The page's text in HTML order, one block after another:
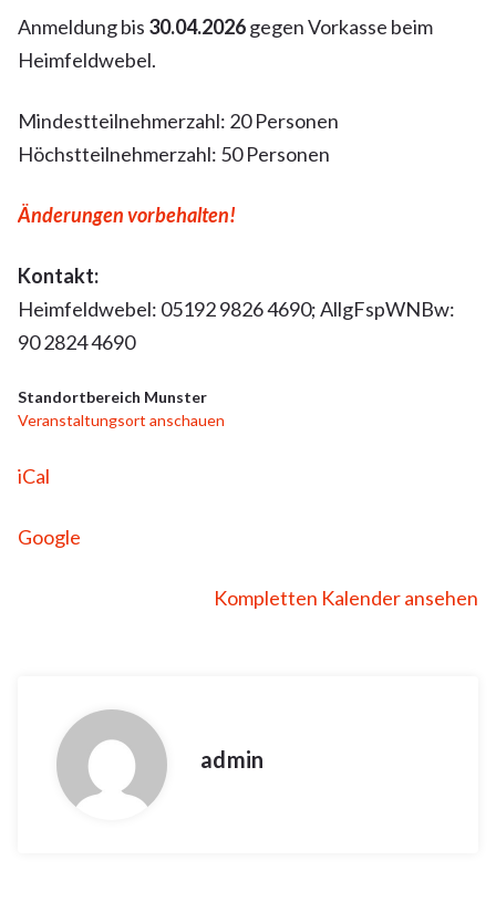
Anmeldung bis 30.04.2026gegen Vorkasse beim
Heimfeldwebel.
Mindestteilnehmerzahl: 20 Personen
Höchstteilnehmerzahl: 50 Personen
Änderungen vorbehalten!
Kontakt:
Heimfeldwebel: 05192 9826 4690; AllgFspWNBw:
90 2824 4690
Standortbereich Munster
Veranstaltungsort anschauen
iCal
Google
Kompletten Kalender ansehen
admin